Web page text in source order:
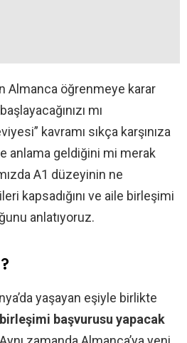
Almanca öğrenmeye karar
mı
kavramı sıkça karşınıza
anlama geldiğini mi merak
A1 düzeyinin ne
kapsadığını ve aile birleşimi
anlatıyoruz.
yaşayan eşiyle birlikte
başvurusu yapacak